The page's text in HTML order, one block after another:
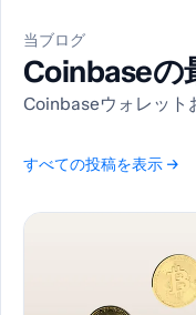
当ブログ
Coinbaseの
Coinbaseウォレット
すべての投稿を表示 →